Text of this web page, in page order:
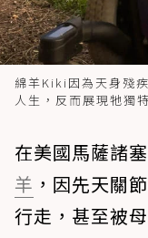
綿羊Kiki因為天身殘
人生，反而展現牠獨
在美國馬薩諸
羊 ，因先天關
行走，甚至被